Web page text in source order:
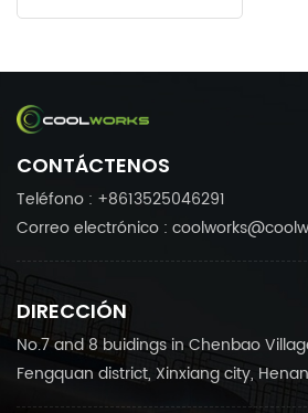
CONTÁCTENOS
Teléfono : +8613525046291
Correo electrónico :
DIRECCIÓN
No.7 and 8 buidings in Chenbao
Fengquan district, Xinxiang city,